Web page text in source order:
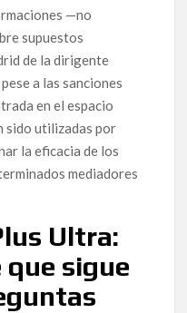
—no
supuestos
de la dirigente
pese a las sanciones
en el espacio
sido utilizadas por
la eficacia de los
mediadores
Ultra:
sigue